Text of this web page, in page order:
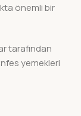
önemli bir
tarafından
yemekleri